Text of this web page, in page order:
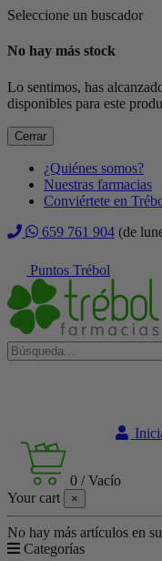
Seleccione un buscador
No hay más stock
Lo sentimos, has
disponibles para este
Cerrar
¿Quiénes somos?
Nuestras farmacias
Conviértete en
659 761 904 (de
Puntos Trébol
0 /Vacío
Your cart
×
No hay más artículos en
Categorías